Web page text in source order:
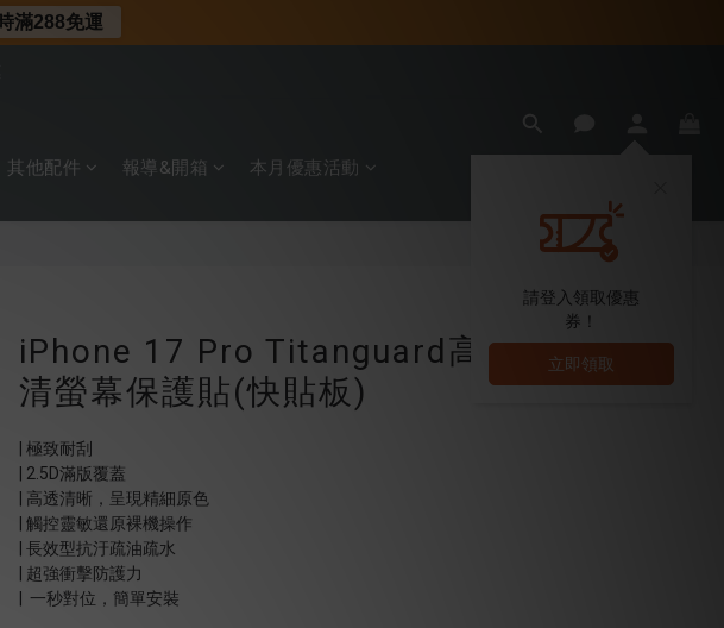
即領取
請登入領取優惠
券！
立即領取
其他配件 報導&開箱 本月優惠活動
iPhone 17 Pro Titanguard高
清螢幕保護貼(快貼板)
| 極致耐刮
| 2.5D滿版覆蓋
| 高透清晰，呈現精細原色
| 觸控靈敏還原裸機操作
| 長效型抗汙疏油疏水
| 超強衝擊防護力
|  一秒對位，簡單安裝
滿288免運